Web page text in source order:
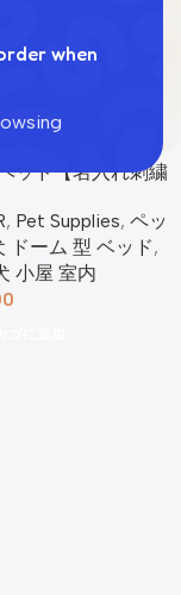
when
ッド【名入れ刺繍
, Pet Supplies, ペッ
ドーム 型 ベッド​,
小屋 室内